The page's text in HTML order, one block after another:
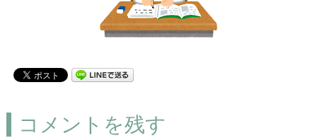
コメントを残す